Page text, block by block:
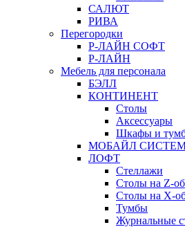
САЛЮТ
РИВА
Перегородки
Р-ЛАЙН СОФТ
Р-ЛАЙН
Мебель для персонала
БЭЛЛ
КОНТИНЕНТ
Столы
Аксессуары
Шкафы и
МОБАЙЛ
ЛОФТ
Стеллажи
Столы на Z-
Столы на Х-
Тумбы
Журнальные